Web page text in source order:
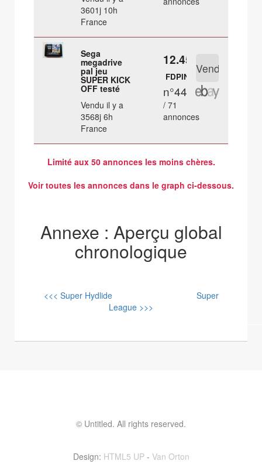
3601j 10h
France
Sega
megadrive
pal jeu
SUPER KICK
OFF testé
Vendu il y a
3568j 6h
France
12.45 €
FDPIN
n°44
/ 71
annonces
Limité aux 50 annonces les moins chères.
Voir toutes les annonces dans le graph ci-dessous.
Annexe : Aperçu global
chronologique
<<< Super Hydlide
Super
League >>>
© Untitled. All rights reserved.
Design: HTML5 UP- Van Orton